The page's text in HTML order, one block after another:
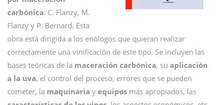
carbónica: C. Flanzy, M.
Flanzy y P. Bernard. Esta
obra está dirigida a los enólogos que quieran realizar
correctamente una vinificación de este tipo. Se incluyen las
bases teóricas de la maceración carbónica, su aplicación
a la uva, el control del proceso, errores que se pueden
cometer, la maquinaria y equipos más apropiados, las